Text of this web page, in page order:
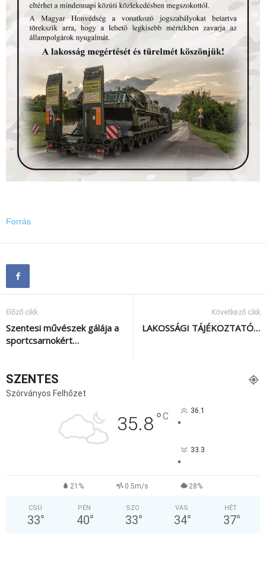
Forrás
Előző cikk
Szentesi művészek gálája a
sportcsarnokért…
Következő cikk
LAKOSSÁGI TÁJÉKOZTATÓ…
SZENTES
Szórványos Felhőzet
35.8°C 36.1
°
33.3
°
21% 0.5m/s 28%
CSÜ
33°
PÉN
40°
SZO
33°
VAS
34°
HÉT
37°